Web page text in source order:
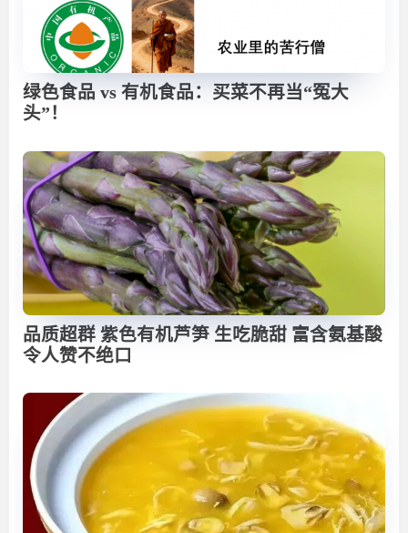
绿色食品 vs 有机食品：买菜不再当“冤大
头”！
品质超群 紫色有机芦笋 生吃脆甜 富含氨基酸
令人赞不绝口